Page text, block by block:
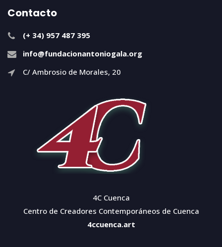
Contacto
(+ 34) 957 487 395
info@fundacionantoniogala.org
C/ Ambrosio de Morales, 20
4C Cuenca
Centro de Creadores Contemporáneos de Cuenca
4ccuenca.art